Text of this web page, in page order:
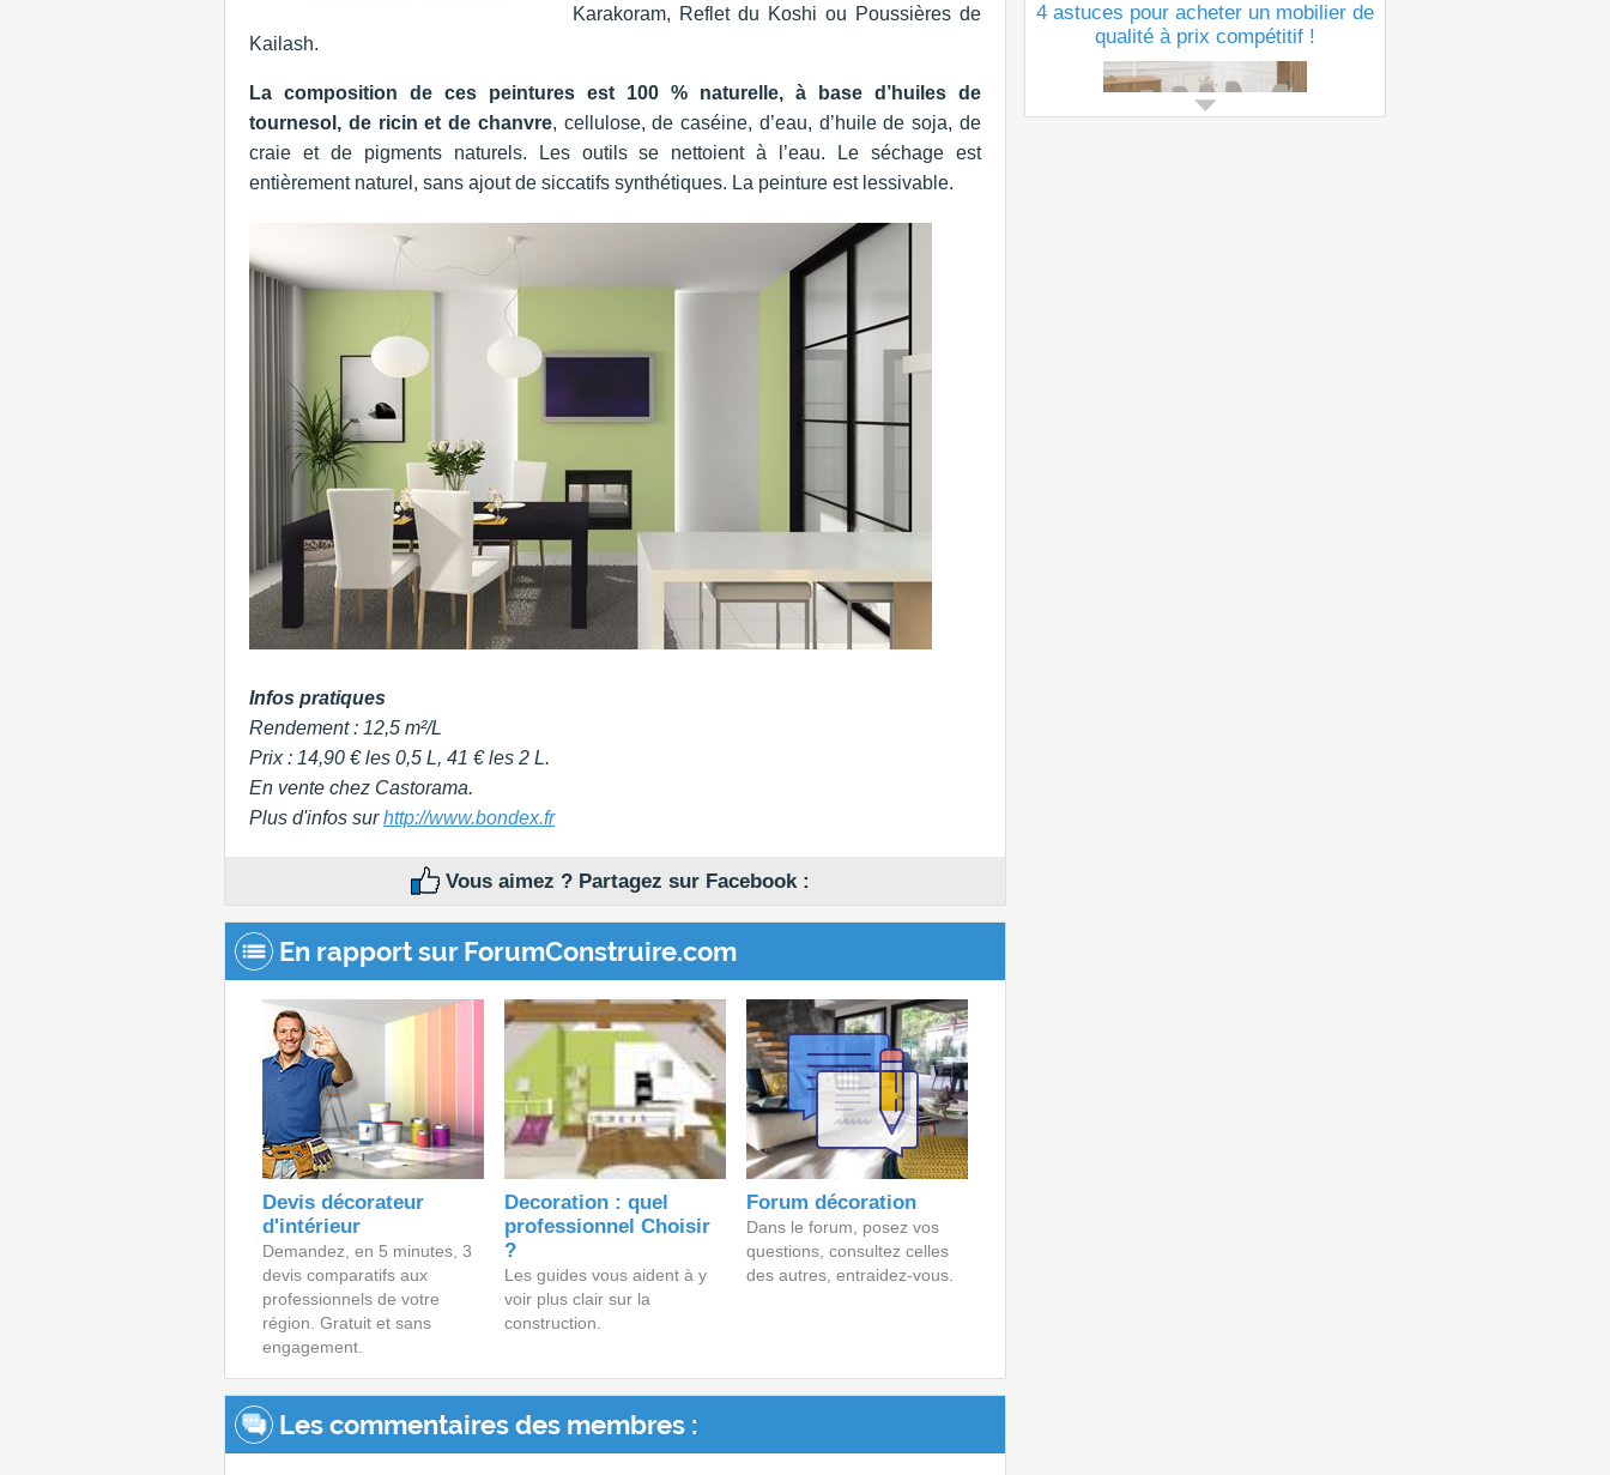
Karakoram, Reflet du Koshi ou Poussières de
Kailash.
La composition de ces peintures est 100 % naturelle, à base d’huiles de
tournesol, de ricin et de chanvre, cellulose, de caséine, d’eau, d’huile de soja, de
craie et de pigments naturels. Les outils se nettoient à l’eau. Le séchage est
entièrement naturel, sans ajout de siccatifs synthétiques. La peinture est lessivable.
Infos pratiques
Rendement : 12,5 m²/L
Prix : 14,90 € les 0,5 L, 41 € les 2 L.
En vente chez Castorama.
Plus d'infos surhttp://www.bondex.fr
Vous aimez ? Partagez sur Facebook :
En rapport sur ForumConstruire.com
Devis décorateur
d'intérieur
Demandez, en 5 minutes, 3
devis comparatifs aux
professionnels de votre
région. Gratuit et sans
engagement.
Decoration : quel
professionnel Choisir
?
Les guides vous aident à y
voir plus clair sur la
construction.
Forum décoration
Dans le forum, posez vos
questions, consultez celles
des autres, entraidez-vous.
Les commentaires des membres :
4 astuces pour acheter un mobilier de
qualité à prix compétitif !